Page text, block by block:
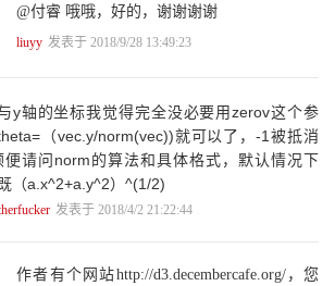
Text 56
Server 57
与数据 63
@付睿 哦哦，好的，谢谢谢谢
liuyy 发表于 2018/9/28 13:49:23
y轴的坐标我觉得完全没必要用zerov这个参
（vec.y/norm(vec))就可以了，-1被抵消
便请问norm的算法和具体格式，默认情况下
（a.x^2+a.y^2）^(1/2)
发表于 2018/4/2 21:22:44
作者有个网站http://d3.decembercafe.org/，您